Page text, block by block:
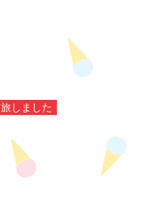
旅しました